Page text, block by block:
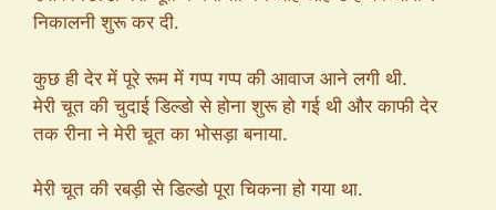
निकालनी शुरू कर दी.
कुछ ही देर में पूरे रूम में गप्प गप्प की आवाज आने लगी थी.
मेरी चूत की चुदाई डिल्डो से होना शुरू हो गई थी और काफी देर
तक रीना ने मेरी चूत का भोसड़ा बनाया.
मेरी चूत की रबड़ी से डिल्डो पूरा चिकना हो गया था.